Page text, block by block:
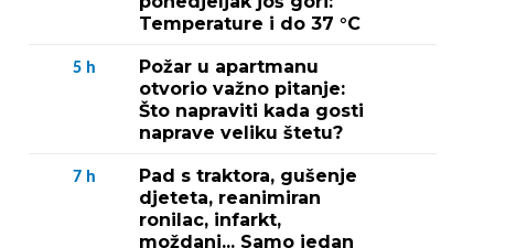
Temperature i do 37 °C
5 h
Požar u apartmanu
otvorio važno pitanje:
Što napraviti kada gosti
naprave veliku štetu?
7 h
Pad s traktora, gušenje
djeteta, reanimiran
ronilac, infarkt,
moždani... Samo jedan